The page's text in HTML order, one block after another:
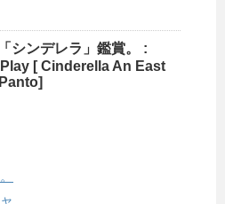
シンデレラ」鑑賞。 :
[ Cinderella An East